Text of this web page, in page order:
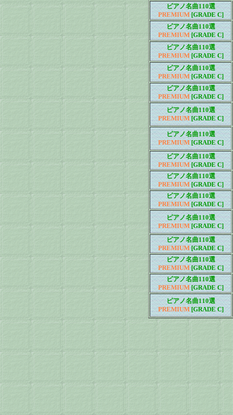
ピアノ名曲110選
PREMIUM[GRADE C]
ピアノ名曲110選
PREMIUM[GRADE C]
ピアノ名曲110選
PREMIUM[GRADE C]
ピアノ名曲110選
PREMIUM[GRADE C]
ピアノ名曲110選
PREMIUM[GRADE C]
ピアノ名曲110選
PREMIUM[GRADE C]
ピアノ名曲110選
PREMIUM[GRADE C]
ピアノ名曲110選
PREMIUM[GRADE C]
ピアノ名曲110選
PREMIUM[GRADE C]
ピアノ名曲110選
PREMIUM[GRADE C]
ピアノ名曲110選
PREMIUM[GRADE C]
ピアノ名曲110選
PREMIUM[GRADE C]
ピアノ名曲110選
PREMIUM[GRADE C]
ピアノ名曲110選
PREMIUM[GRADE C]
ピアノ名曲110選
PREMIUM[GRADE C]